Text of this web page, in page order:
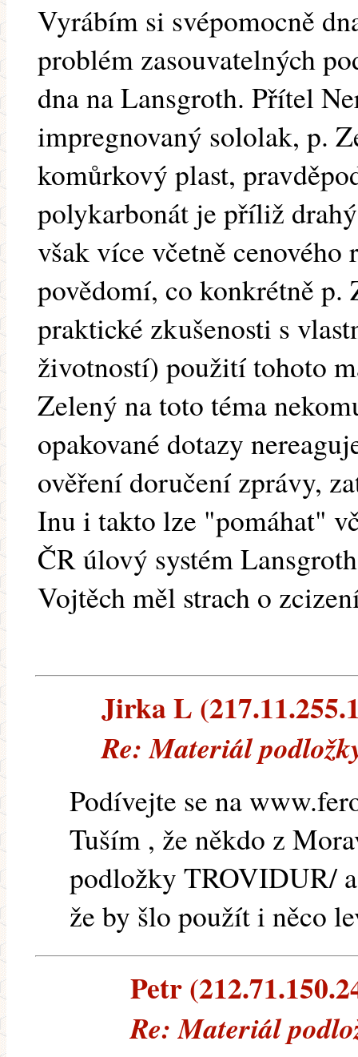
Vyrábím si svépomocně
problém zasouvatelných
dna na Lansgroth. Přítel
impregnovaný sololak, p.
komůrkový plast,
polykarbonát je příliž
však více včetně
povědomí, co konkrétně p.
praktické zkušenosti s
životností) použití tohoto
Zelený na toto téma
opakované dotazy
ověření doručení zprávy,
Inu i takto lze "pomáhat"
ČR úlový systém
Vojtěch měl strach o
Jirka L
Re: Materiál
Podívejte se na
Tuším , že někdo z
podložky TROVIDUR/
že by šlo použít i něco
Petr
Re: Materiál